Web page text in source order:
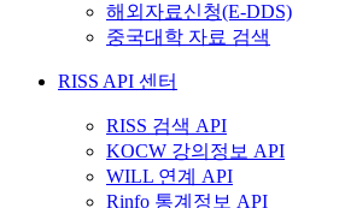
해외자료신청(E-DDS)
중국대학 자료 검색
RISS API 센터
RISS 검색 API
KOCW 강의정보 API
WILL 연계 API
Rinfo 통계정보 API